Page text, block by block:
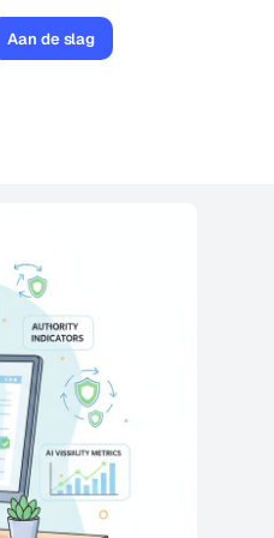
Aan de slag